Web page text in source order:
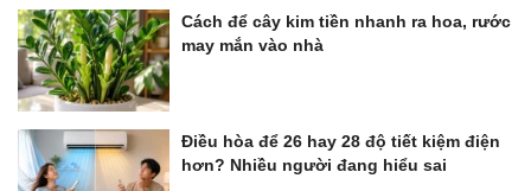
Cách để cây kim tiền nhanh ra hoa, rước
may mắn vào nhà
Điều hòa để 26 hay 28 độ tiết kiệm điện
hơn? Nhiều người đang hiểu sai